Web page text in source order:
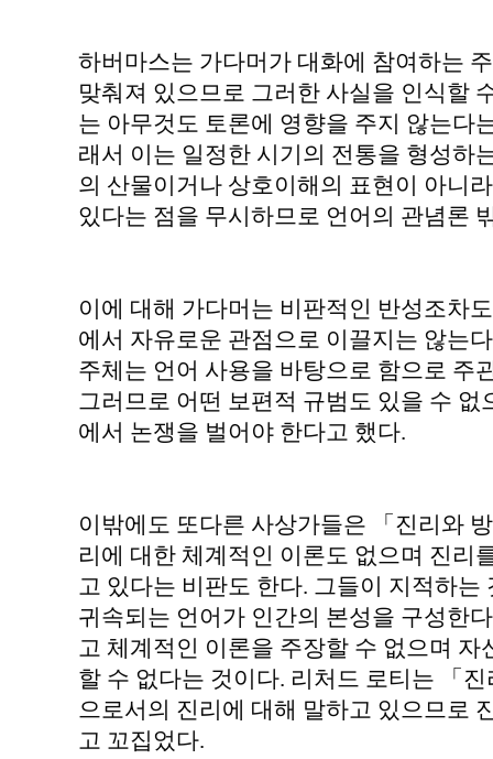
하버마스는 가다머가 대화에 참여하는
맞춰져 있으므로 그러한 사실을 인식할
는 아무것도 토론에 영향을 주지 않는다
래서 이는 일정한 시기의 전통을 형성하
의 산물이거나 상호이해의 표현이 아니
있다는 점을 무시하므로 언어의 관념론
이에 대해 가다머는 비판적인 반성조차
에서 자유로운 관점으로 이끌지는 않는
주체는 언어 사용을 바탕으로 함으로 주
그러므로 어떤 보편적 규범도 있을 수
에서 논쟁을 벌어야 한다고 했다.
이밖에도 또다른 사상가들은 「진리와
리에 대한 체계적인 이론도 없으며 진리
고 있다는 비판도 한다. 그들이 지적하
귀속되는 언어가 인간의 본성을 구성한
고 체계적인 이론을 주장할 수 없으며
할 수 없다는 것이다. 리처드 로티는 「
으로서의 진리에 대해 말하고 있으므로
고 꼬집었다.